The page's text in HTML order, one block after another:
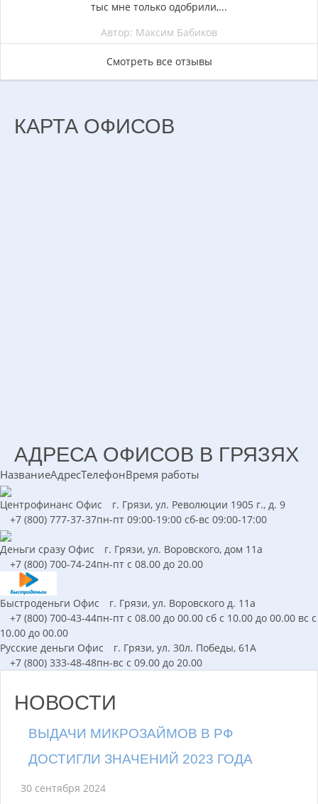
тыс мне только одобрили,...
Автор: Максим Бабиков
Смотреть все отзывы
КАРТА ОФИСОВ
АДРЕСА ОФИСОВ В ГРЯЗЯХ
НазваниеАдресТелефонВремя работы
Центрофинанс Офис
г. Грязи, ул. Революции 1905 г., д. 9
+7 (800) 777-37-37пн-пт 09:00-19:00 сб-вс 09:00-17:00
Деньги сразу Офис
г. Грязи, ул. Воровского, дом 11а
+7 (800) 700-74-24пн-пт с 08.00 до 20.00
Быстроденьги Офис
г. Грязи, ул. Воровского д. 11а
+7 (800) 700-43-44пн-пт c 08.00 до 00.00 сб c 10.00 до 00.00 вс c
10.00 до 00.00
Русские деньги Офис
г. Грязи, ул. 30л. Победы, 61А
+7 (800) 333-48-48пн-вс с 09.00 до 20.00
НОВОСТИ
ВЫДАЧИ МИКРОЗАЙМОВ В РФ
ДОСТИГЛИ ЗНАЧЕНИЙ 2023 ГОДА
30 сентября 2024